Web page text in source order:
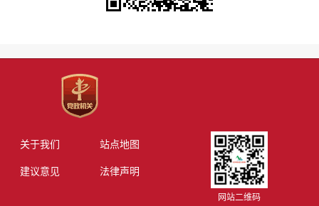
关于我们 站点地图
建议意见 法律声明
网站二维码